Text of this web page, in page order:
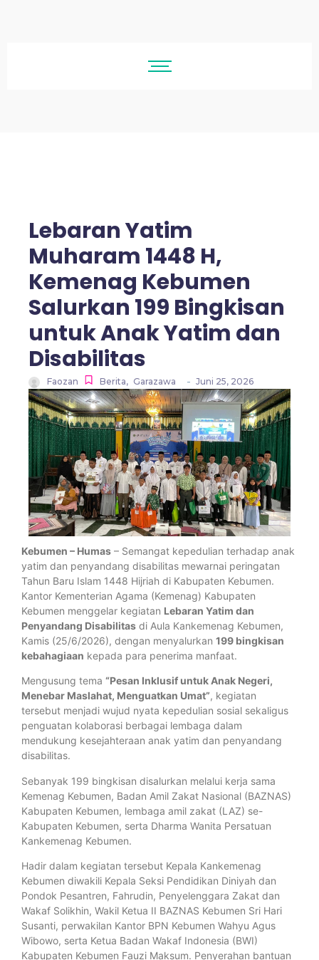
Lebaran Yatim
Muharam 1448 H,
Kemenag Kebumen
Salurkan 199 Bingkisan
untuk Anak Yatim dan
Disabilitas
Faozan Berita, Garazawa - Juni 25, 2026
Kebumen – Humas – Semangat kepedulian terhadap anak
yatim dan penyandang disabilitas mewarnai peringatan
Tahun Baru Islam 1448 Hijriah di Kabupaten Kebumen.
Kantor Kementerian Agama (Kemenag) Kabupaten
Kebumen menggelar kegiatan Lebaran Yatim dan
Penyandang Disabilitas di Aula Kankemenag Kebumen,
Kamis (25/6/2026), dengan menyalurkan 199 bingkisan
kebahagiaan kepada para penerima manfaat.
Mengusung tema “Pesan Inklusif untuk Anak Negeri,
Menebar Maslahat, Menguatkan Umat”, kegiatan
tersebut menjadi wujud nyata kepedulian sosial sekaligus
penguatan kolaborasi berbagai lembaga dalam
mendukung kesejahteraan anak yatim dan penyandang
disabilitas.
Sebanyak 199 bingkisan disalurkan melalui kerja sama
Kemenag Kebumen, Badan Amil Zakat Nasional (BAZNAS)
Kabupaten Kebumen, lembaga amil zakat (LAZ) se-
Kabupaten Kebumen, serta Dharma Wanita Persatuan
Kankemenag Kebumen.
Hadir dalam kegiatan tersebut Kepala Kankemenag
Kebumen diwakili Kepala Seksi Pendidikan Diniyah dan
Pondok Pesantren, Fahrudin, Penyelenggara Zakat dan
Wakaf Solikhin, Wakil Ketua II BAZNAS Kebumen Sri Hari
Susanti, perwakilan Kantor BPN Kebumen Wahyu Agus
Wibowo, serta Ketua Badan Wakaf Indonesia (BWI)
Kabupaten Kebumen Fauzi Maksum. Penyerahan bantuan